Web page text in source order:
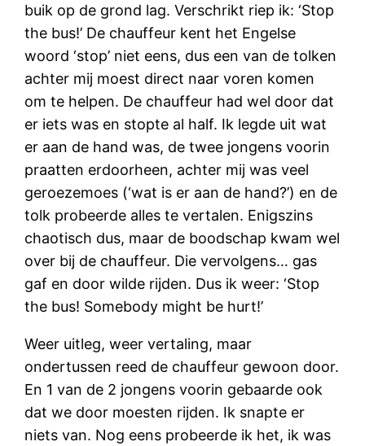
buik op de grond lag. Verschrikt riep ik: ‘Stop
the bus!’ De chauffeur kent het Engelse
woord ‘stop’ niet eens, dus een van de tolken
achter mij moest direct naar voren komen
om te helpen. De chauffeur had wel door dat
er iets was en stopte al half. Ik legde uit wat
er aan de hand was, de twee jongens voorin
praatten erdoorheen, achter mij was veel
geroezemoes (‘wat is er aan de hand?’) en de
tolk probeerde alles te vertalen. Enigszins
chaotisch dus, maar de boodschap kwam wel
over bij de chauffeur. Die vervolgens… gas
gaf en door wilde rijden. Dus ik weer: ‘Stop
the bus! Somebody might be hurt!’
Weer uitleg, weer vertaling, maar
ondertussen reed de chauffeur gewoon door.
En 1 van de 2 jongens voorin gebaarde ook
dat we door moesten rijden. Ik snapte er
niets van. Nog eens probeerde ik het, ik was